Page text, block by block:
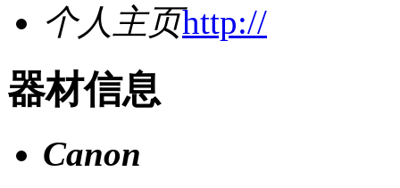
个人主页http://
器材信息
Canon